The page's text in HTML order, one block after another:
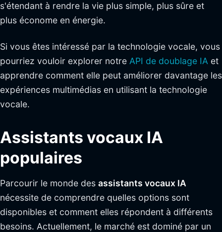
s'étendant à rendre la vie plus simple, plus sûre et
plus économe en énergie.
Si vous êtes intéressé par la technologie vocale, vous
pourriez vouloir explorer notre API de doublage IA et
apprendre comment elle peut améliorer davantage les
expériences multimédias en utilisant la technologie
vocale.
Assistants vocaux IA
populaires
Parcourir le monde des assistants vocaux IA
nécessite de comprendre quelles options sont
disponibles et comment elles répondent à différents
besoins. Actuellement, le marché est dominé par un